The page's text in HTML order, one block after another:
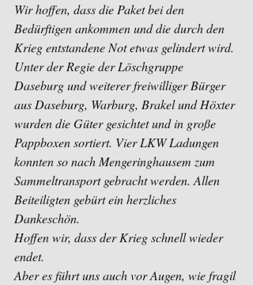
Wir hoffen, dass die Paket bei den
Bedürftigen ankommen und die durch den
Krieg entstandene Not etwas gelindert wird.
Unter der Regie der Löschgruppe
Daseburg und weiterer freiwilliger Bürger
aus Daseburg, Warburg, Brakel und Höxter
wurden die Güter gesichtet und in große
Pappboxen sortiert. Vier LKW Ladungen
konnten so nach Mengeringhausem zum
Sammeltransport gebracht werden. Allen
Beiteiligten gebürt ein herzliches
Dankeschön.
Hoffen wir, dass der Krieg schnell wieder
endet.
Aber es führt uns auch vor Augen, wie fragil